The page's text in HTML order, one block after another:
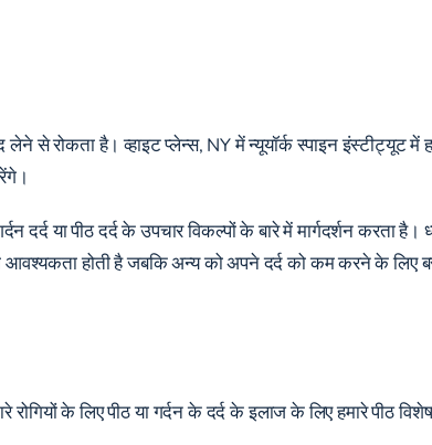
रोकता है। व्हाइट प्लेन्स, NY में न्यूयॉर्क स्पाइन इंस्टीट्यूट में
या पीठ दर्द के उपचार विकल्पों के बारे में मार्गदर्शन करता
होती है जबकि अन्य को अपने दर्द को कम करने के लिए
रोगियों के लिए पीठ या गर्दन के दर्द के इलाज के लिए हमारे पीठ